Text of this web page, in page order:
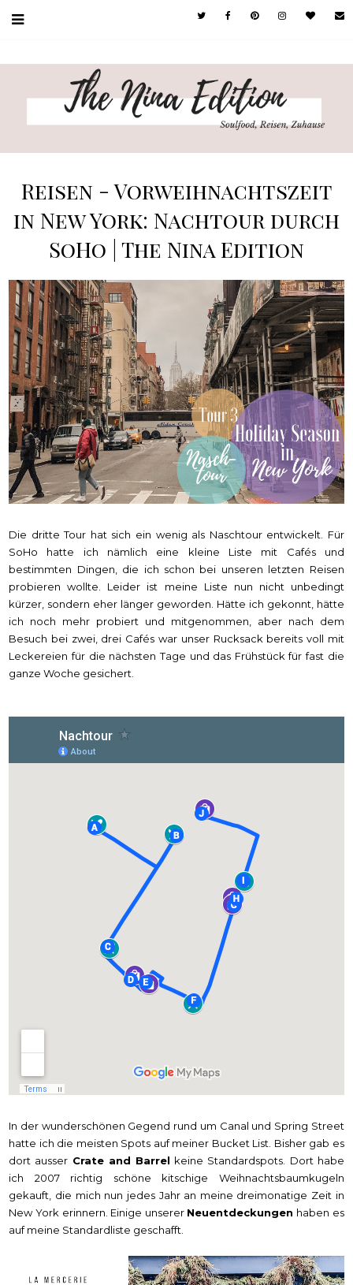
Reisen - Vorweihnachtszeit
in New York: Nachtour durch
SoHo | The Nina Edition
Die dritte Tour hat sich ein wenig als Naschtour entwickelt. Für
SoHo hatte ich nämlich eine kleine Liste mit Cafés und
bestimmten Dingen, die ich schon bei unseren letzten Reisen
probieren wollte. Leider ist meine Liste nun nicht unbedingt
kürzer, sondern eher länger geworden. Hätte ich gekonnt, hätte
ich noch mehr probiert und mitgenommen, aber nach dem
Besuch bei zwei, drei Cafés war unser Rucksack bereits voll mit
Leckereien für die nächsten Tage und das Frühstück für fast die
ganze Woche gesichert.
In der wunderschönen Gegend rund um Canal und Spring Street
hatte ich die meisten Spots auf meiner Bucket List. Bisher gab es
dort ausser Crate and Barrel keine Standardspots. Dort habe
ich 2007 richtig schöne kitschige Weihnachtsbaumkugeln
gekauft, die mich nun jedes Jahr an meine dreimonatige Zeit in
New York erinnern. Einige unserer Neuentdeckungen haben es
auf meine Standardliste geschafft.